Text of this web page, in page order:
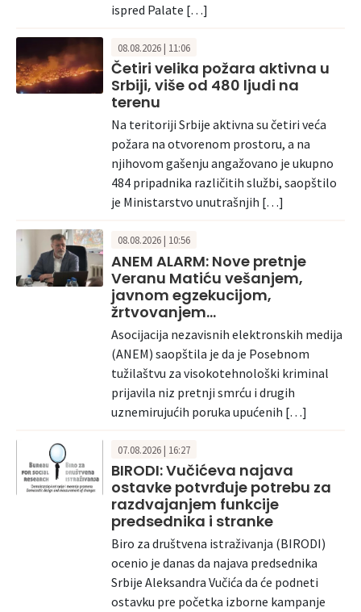
ispred Palate […]
08.08.2026 | 11:06
Četiri velika požara aktivna u
Srbiji, više od 480 ljudi na
terenu
Na teritoriji Srbije aktivna su četiri veća
požara na otvorenom prostoru, a na
njihovom gašenju angažovano je ukupno
484 pripadnika različitih službi, saopštilo
je Ministarstvo unutrašnjih […]
08.08.2026 | 10:56
ANEM ALARM: Nove pretnje
Veranu Matiću vešanjem,
javnom egzekucijom,
žrtvovanjem…
Asocijacija nezavisnih elektronskih medija
(ANEM) saopštila je da je Posebnom
tužilaštvu za visokotehnološki kriminal
prijavila niz pretnji smrću i drugih
uznemirujućih poruka upućenih […]
07.08.2026 | 16:27
BIRODI: Vučićeva najava
ostavke potvrđuje potrebu za
razdvajanjem funkcije
predsednika i stranke
Biro za društvena istraživanja (BIRODI)
ocenio je danas da najava predsednika
Srbije Aleksandra Vučića da će podneti
ostavku pre početka izborne kampanje